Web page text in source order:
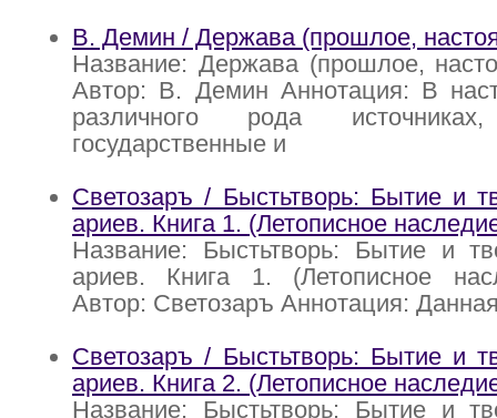
В. Демин / Держава (прошлое,
Название: Держава (прошлое,
Автор: В. Демин Аннотация: В
различного рода
государственные и
Светозаръ / Быстьтворь: Бытие и
ариев. Книга 1. (Летописное
Название: Быстьтворь: Бытие и
ариев. Книга 1. (Летописное
Автор: Светозаръ Аннотация:
Светозаръ / Быстьтворь: Бытие и
ариев. Книга 2. (Летописное
Название: Быстьтворь: Бытие и